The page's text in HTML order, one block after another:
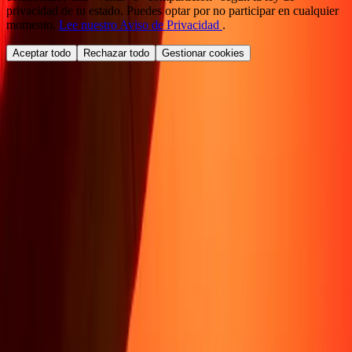
privacidad de tu estado. Puedes optar por no participar en cualquier
momento. Lee nuestro Aviso de Privacidad .
Aceptar todo Rechazar todo Gestionar cookies